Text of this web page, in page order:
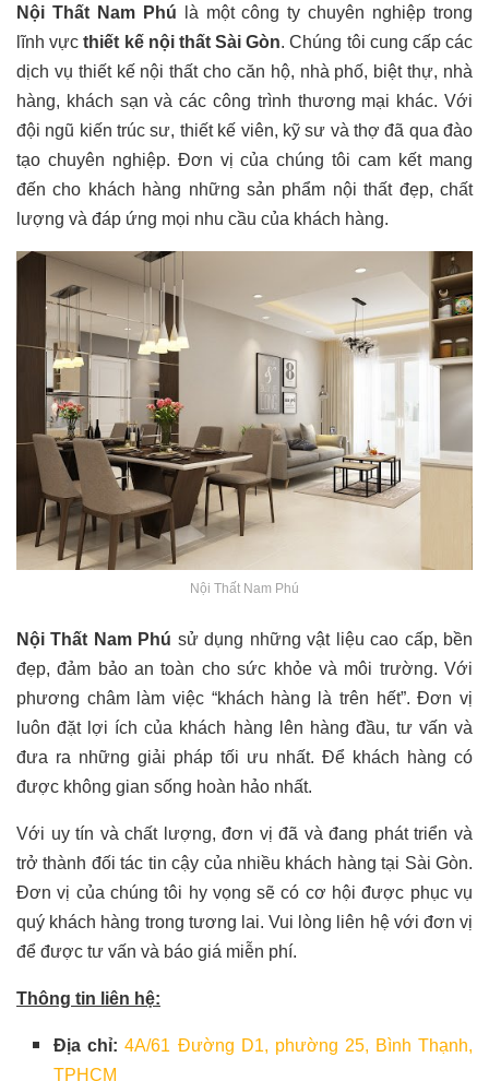
Nội Thất Nam Phú là một công ty chuyên nghiệp trong
lĩnh vực thiết kế nội thất Sài Gòn. Chúng tôi cung cấp các
dịch vụ thiết kế nội thất cho căn hộ, nhà phố, biệt thự, nhà
hàng, khách sạn và các công trình thương mại khác. Với
đội ngũ kiến trúc sư, thiết kế viên, kỹ sư và thợ đã qua đào
tạo chuyên nghiệp. Đơn vị của chúng tôi cam kết mang
đến cho khách hàng những sản phẩm nội thất đẹp, chất
lượng và đáp ứng mọi nhu cầu của khách hàng.
Nội Thất Nam Phú
Nội Thất Nam Phú sử dụng những vật liệu cao cấp, bền
đẹp, đảm bảo an toàn cho sức khỏe và môi trường. Với
phương châm làm việc “khách hàng là trên hết”. Đơn vị
luôn đặt lợi ích của khách hàng lên hàng đầu, tư vấn và
đưa ra những giải pháp tối ưu nhất. Để khách hàng có
được không gian sống hoàn hảo nhất.
Với uy tín và chất lượng, đơn vị đã và đang phát triển và
trở thành đối tác tin cậy của nhiều khách hàng tại Sài Gòn.
Đơn vị của chúng tôi hy vọng sẽ có cơ hội được phục vụ
quý khách hàng trong tương lai. Vui lòng liên hệ với đơn vị
để được tư vấn và báo giá miễn phí.
Thông tin liên hệ:
Địa chỉ: 4A/61 Đường D1, phường 25, Bình Thạnh,
TPHCM